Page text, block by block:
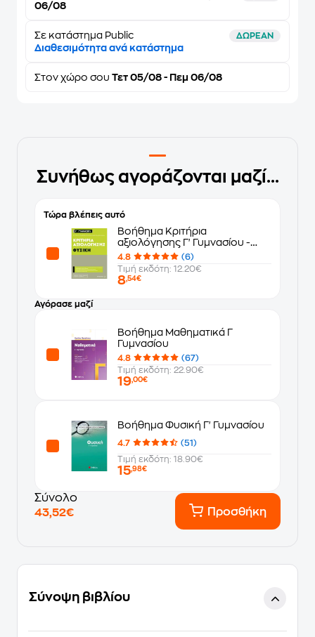
06/08
Σε κατάστημα Public ΔΩΡΕΑΝ
Διαθεσιμότητα ανά κατάστημα
Στον χώρο σου Τετ 05/08 - Πεμ 06/08
Συνήθως αγοράζονται μαζί...
Τώρα βλέπεις αυτό
Βοήθημα Κριτήρια
αξιολόγησης Γ' Γυμνασίου -
Φυσική
4.8
(6)
Τιμή εκδότη: 12.20€
8,54€
Αγόρασε μαζί
Βοήθημα Μαθηματικά Γ
Γυμνασίου
4.8
(67)
Τιμή εκδότη: 22.90€
19,00€
Βοήθημα Φυσική Γ' Γυμνασίου
4.7
(51)
Τιμή εκδότη: 18.90€
15,98€
Σύνολο
43,52€
Προσθήκη
Σύνοψη βιβλίου